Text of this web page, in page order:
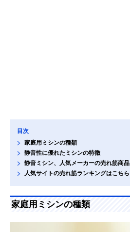
目次
家庭用ミシンの種類
静音性に優れたミシンの特徴
静音ミシン、人気メーカーの売れ筋商品
人気サイトの売れ筋ランキングはこちら
家庭用ミシンの種類